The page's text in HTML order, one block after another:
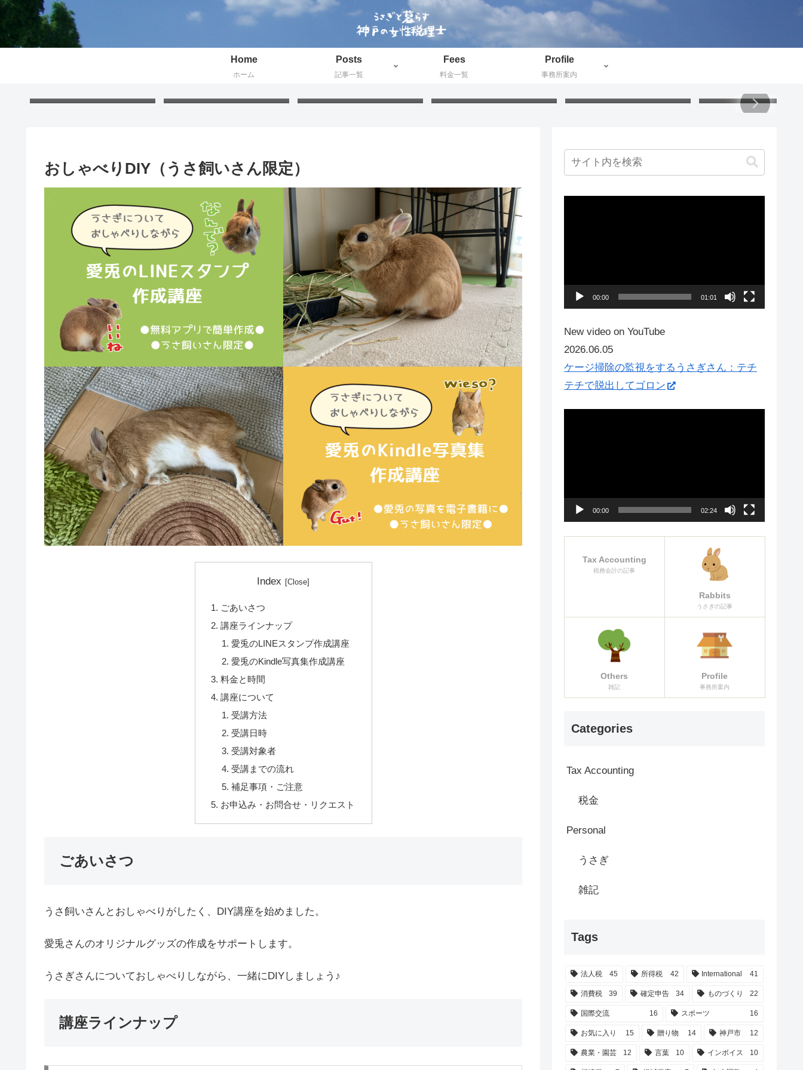
Home
ホーム
Posts
記事一覧
Fees
料金一覧
Profile
事務所案内
「くまちゃんポストカード」
FIFAワールドカップ2026：
じ国々
プラ板工作：絵付けと色付け
てみました
うさぎの掃除グッズ：アクリ
りました
おしゃべりDIY（うさ飼いさん限定）
Index
ごあいさつ
講座ラインナップ
愛兎のLINEスタンプ作成講座
愛兎のKindle写真集作成講座
料金と時間
講座について
受講方法
受講日時
受講対象者
受講までの流れ
補足事項・ご注意
お申込み・お問合せ・リクエスト
ごあいさつ
うさ飼いさんとおしゃべりがしたく、DIY講座を始めました。
愛兎さんのオリジナルグッズの作成をサポートします。
うさぎさんについておしゃべりしながら、一緒にDIYしましょう♪
講座ラインナップ
ー
00:00 01:01
New video on YouTube
2026.06.05
ケージ掃除の監視をするうさぎさん：テチ
テチで脱出してゴロン
ー
00:00 02:24
Tax Accounting
税務会計の記事
Rabbits
うさぎの記事
Others
雑記
Profile
事務所案内
Categories
Tax Accounting
税金
Personal
うさぎ
雑記
Tags
法人税 45 所得税 42 International 41
消費税 39 確定申告 34 ものづくり 22
国際交流 16 スポーツ 16
お気に入り 15 贈り物 14 神戸市 12
農業・園芸 12 言葉 10 インボイス 10